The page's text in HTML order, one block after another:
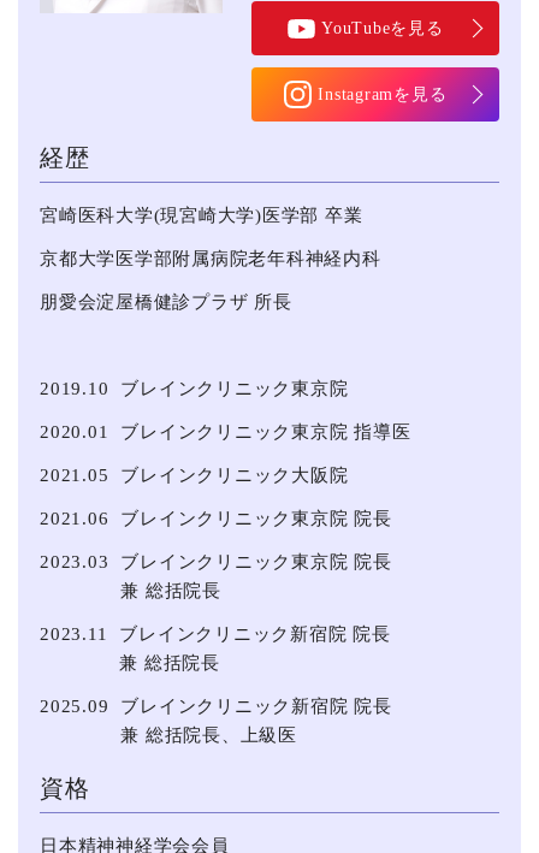
YouTubeを見る
Instagramを見る
経歴
宮崎医科⼤学(現宮崎⼤学)医学部 卒業
京都⼤学医学部附属病院老年科神経内科
朋愛会淀屋橋健診プラザ 所長
2019.10 ブレインクリニック東京院
2020.01 ブレインクリニック東京院 指導医
2021.05 ブレインクリニック大阪院
2021.06 ブレインクリニック東京院 院長
2023.03
ブレインクリニック東京院 院長
兼 総括院長
2023.11
ブレインクリニック新宿院 院長
兼 総括院長
2025.09
ブレインクリニック新宿院 院長
兼 総括院長、上級医
資格
日本精神神経学会会員